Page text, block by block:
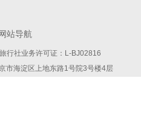
网站导航
社业务许可证：L-BJ02816
海淀区上地东路1号院3号楼4层